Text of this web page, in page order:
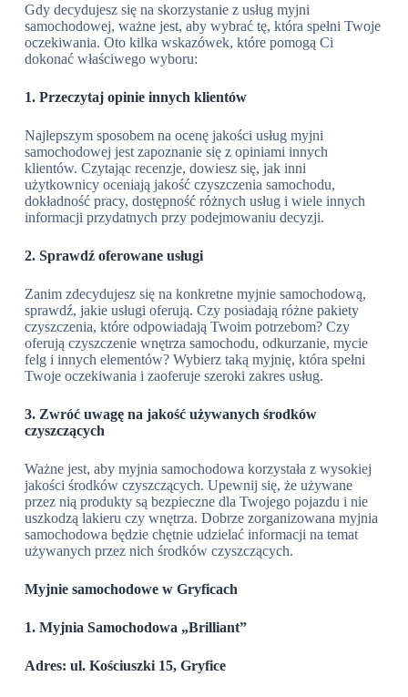
Gdy decydujesz się na skorzystanie z usług myjni
samochodowej, ważne jest, aby wybrać tę, która spełni Twoje
oczekiwania. Oto kilka wskazówek, które pomogą Ci
dokonać właściwego wyboru:
1. Przeczytaj opinie innych klientów
Najlepszym sposobem na ocenę jakości usług myjni
samochodowej jest zapoznanie się z opiniami innych
klientów. Czytając recenzje, dowiesz się, jak inni
użytkownicy oceniają jakość czyszczenia samochodu,
dokładność pracy, dostępność różnych usług i wiele innych
informacji przydatnych przy podejmowaniu decyzji.
2. Sprawdź oferowane usługi
Zanim zdecydujesz się na konkretne myjnie samochodową,
sprawdź, jakie usługi oferują. Czy posiadają różne pakiety
czyszczenia, które odpowiadają Twoim potrzebom? Czy
oferują czyszczenie wnętrza samochodu, odkurzanie, mycie
felg i innych elementów? Wybierz taką myjnię, która spełni
Twoje oczekiwania i zaoferuje szeroki zakres usług.
3. Zwróć uwagę na jakość używanych środków
czyszczących
Ważne jest, aby myjnia samochodowa korzystała z wysokiej
jakości środków czyszczących. Upewnij się, że używane
przez nią produkty są bezpieczne dla Twojego pojazdu i nie
uszkodzą lakieru czy wnętrza. Dobrze zorganizowana myjnia
samochodowa będzie chętnie udzielać informacji na temat
używanych przez nich środków czyszczących.
Myjnie samochodowe w Gryficach
1. Myjnia Samochodowa „Brilliant”
Adres: ul. Kościuszki 15, Gryfice